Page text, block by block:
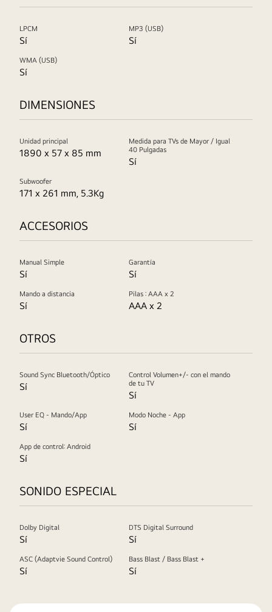
LPCM
Sí
MP3 (USB)
Sí
WMA (USB)
Sí
DIMENSIONES
Unidad principal
1890 x 57 x 85 mm
Medida para TVs de Mayor / Igual
40 Pulgadas
Sí
Subwoofer
171 x 261 mm, 5.3Kg
ACCESORIOS
Manual Simple
Sí
Garantía
Sí
Mando a distancia
Sí
Pilas : AAA x 2
AAA x 2
OTROS
Sound Sync Bluetooth/Óptico
Sí
Control Volumen+/- con el mando
de tu TV
Sí
User EQ - Mando/App
Sí
Modo Noche - App
Sí
App de control: Android
Sí
SONIDO ESPECIAL
Dolby Digital
Sí
DTS Digital Surround
Sí
ASC (Adaptvie Sound Control)
Sí
Bass Blast / Bass Blast +
Sí